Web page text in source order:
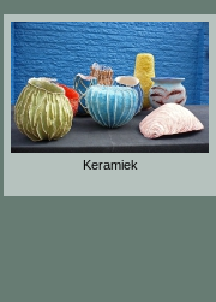
Keramiek